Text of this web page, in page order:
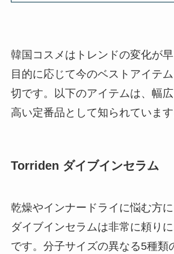
韓国コスメはトレンドの変化が
目的に応じて今のベストアイテ
切です。以下のアイテムは、幅
高い定番品として知られています
Torriden ダイブインセラム
乾燥やインナードライに悩む方
ダイブインセラムは非常に頼り
です。分子サイズの異なる5種類